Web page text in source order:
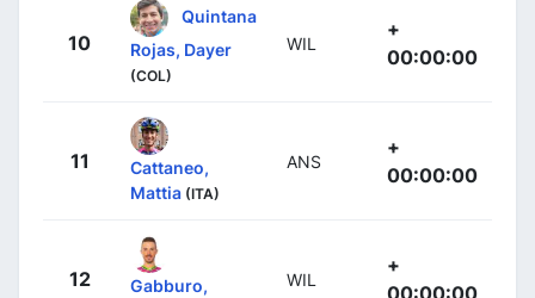
10
Quintana
Rojas, Dayer
(COL)
WIL
+
00:00:00
11
Cattaneo,
Mattia (ITA)
ANS
+
00:00:00
12
Gabburo,
WIL
+
00:00:00